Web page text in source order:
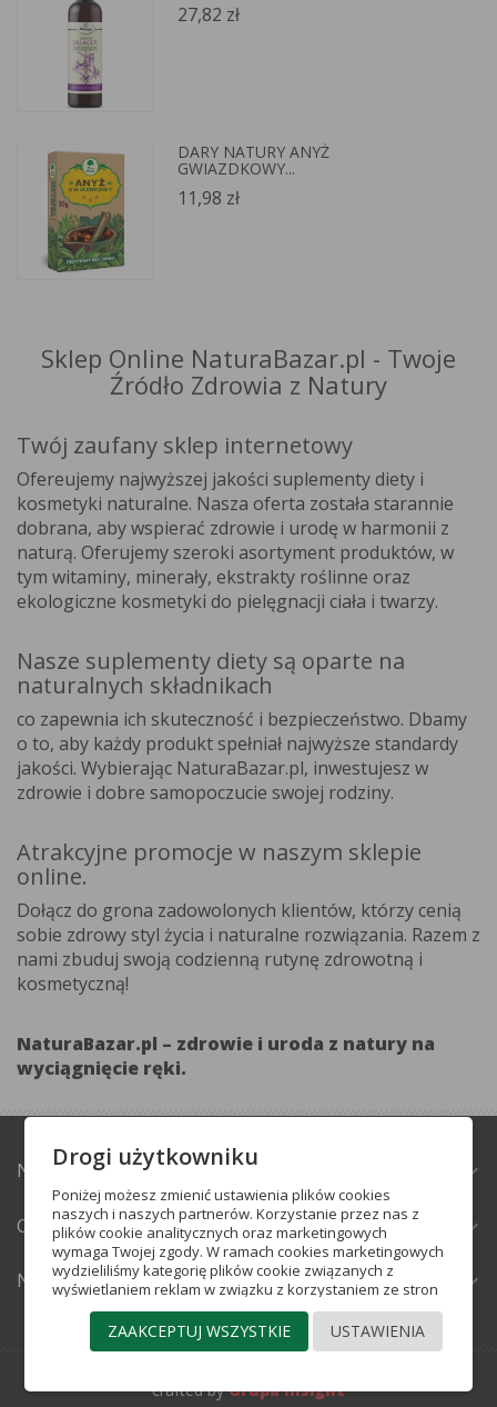
27,82 zł
DARY NATURY ANYŻ
GWIAZDKOWY...
11,98 zł
Sklep Online NaturaBazar.pl - Twoje
Źródło Zdrowia z Natury
Twój zaufany sklep internetowy
Ofereujemy najwyższej jakości suplementy diety i
kosmetyki naturalne. Nasza oferta została starannie
dobrana, aby wspierać zdrowie i urodę w harmonii z
naturą. Oferujemy szeroki asortyment produktów, w
tym witaminy, minerały, ekstrakty roślinne oraz
ekologiczne kosmetyki do pielęgnacji ciała i twarzy.
Nasze suplementy diety są oparte na
naturalnych składnikach
co zapewnia ich skuteczność i bezpieczeństwo. Dbamy
o to, aby każdy produkt spełniał najwyższe standardy
jakości. Wybierając NaturaBazar.pl, inwestujesz w
zdrowie i dobre samopoczucie swojej rodziny.
Atrakcyjne promocje w naszym sklepie
online.
Dołącz do grona zadowolonych klientów, którzy cenią
sobie zdrowy styl życia i naturalne rozwiązania. Razem z
nami zbuduj swoją codzienną rutynę zdrowotną i
kosmetyczną!
NaturaBazar.pl – zdrowie i uroda z natury na
wyciągnięcie ręki.
NATURABAZAR.PL expand_more
OBSŁUGA KLIENTA expand_more
NEWSLETTER expand_more
crafted byGrupa Insight
Drogi użytkowniku
Poniżej możesz zmienić ustawienia plików cookies
naszych i naszych partnerów. Korzystanie przez nas z
plików cookie analitycznych oraz marketingowych
wymaga Twojej zgody. W ramach cookies marketingowych
wydzieliliśmy kategorię plików cookie związanych z
wyświetlaniem reklam w związku z korzystaniem ze stron
internetowych (reklamowe pliki cookie) oraz plików cookie
pozwalających na docieranie do Ciebie ze
spersonalizowaną reklamą w portalach
kategoriach plików cookie, które stosujemy w serwisie,
USTAWIENIA
ZAAKCEPTUJ WSZYSTKIE